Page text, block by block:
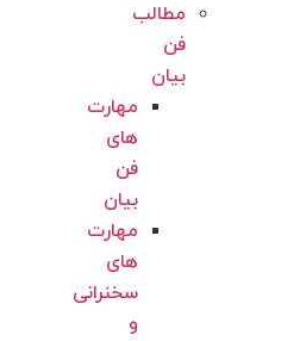
مطالب
فن
بیان
مهارت
های
فن
بیان
مهارت
های
سخنرانی